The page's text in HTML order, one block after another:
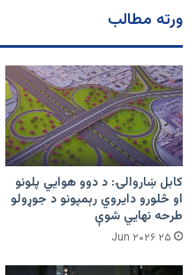
مخنیوي
لپاره
طرحه
وړاندې
کړې
ورته مطالب
کابل ښاروالۍ: د دوو هوايي پلونو
او څلورو دایروي رېمپونو د جوړولو
طرحه نهایي شوې
۲۵ Jun ۲۰۲۶